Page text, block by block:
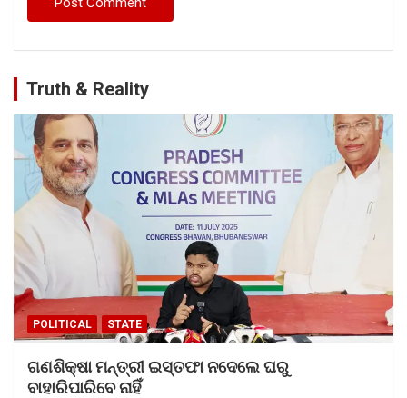
Truth & Reality
POLITICAL STATE
ଗଣଶିକ୍ଷା ମନ୍ତ୍ରୀ ଇସ୍ତଫା ନଦେଲେ ଘରୁ
ବାହାରିପାରିବେ ନାହିଁ